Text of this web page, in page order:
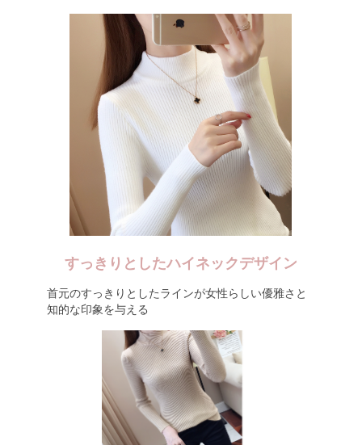
すっきりとしたハイネックデザイン
首元のすっきりとしたラインが女性らしい優雅さと
知的な印象を与える